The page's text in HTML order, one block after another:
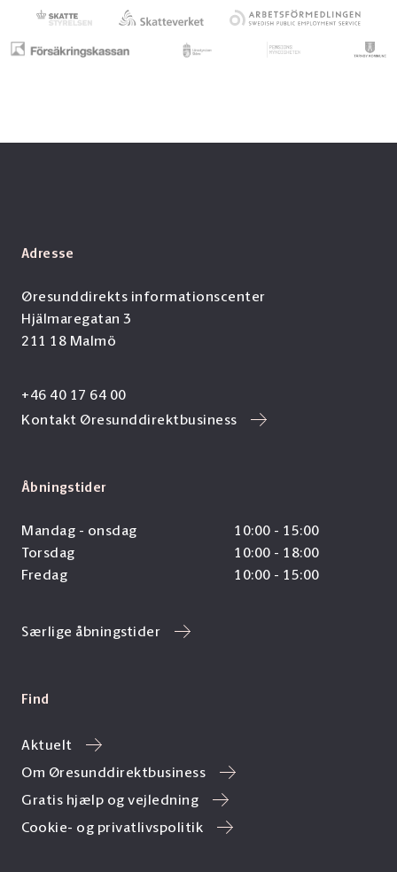
Adresse
Øresunddirekts informationscenter
Hjälmaregatan 3
211 18 Malmö
+46 40 17 64 00
Kontakt Øresunddirektbusiness
Åbningstider
Mandag - onsdag
10:00 - 15:00
Torsdag
10:00 - 18:00
Fredag
10:00 - 15:00
Særlige åbningstider
Find
Aktuelt
Om Øresunddirektbusiness
Gratis hjælp og vejledning
Cookie- og privatlivspolitik